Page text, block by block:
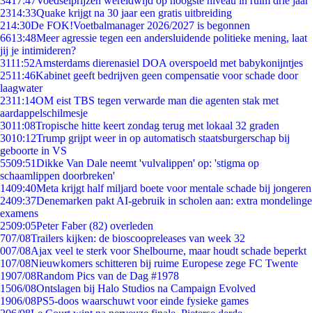
2314:33Quake krijgt na 30 jaar een gratis uitbreiding
214:30De FOK!Voetbalmanager 2026/2027 is begonnen
6613:48Meer agressie tegen een andersluidende politieke mening, laat
jij je intimideren?
3111:52Amsterdams dierenasiel DOA overspoeld met babykonijntjes
2511:46Kabinet geeft bedrijven geen compensatie voor schade door
laagwater
2311:14OM eist TBS tegen verwarde man die agenten stak met
aardappelschilmesje
3011:08Tropische hitte keert zondag terug met lokaal 32 graden
3010:12Trump grijpt weer in op automatisch staatsburgerschap bij
geboorte in VS
5509:51Dikke Van Dale neemt 'vulvalippen' op: 'stigma op
schaamlippen doorbreken'
1409:40Meta krijgt half miljard boete voor mentale schade bij jongeren
2409:37Denemarken pakt AI-gebruik in scholen aan: extra mondelinge
examens
2509:05Peter Faber (82) overleden
707/08Trailers kijken: de bioscoopreleases van week 32
007/08Ajax veel te sterk voor Shelbourne, maar houdt schade beperkt
107/08Nieuwkomers schitteren bij ruime Europese zege FC Twente
1907/08Random Pics van de Dag #1978
1506/08Ontslagen bij Halo Studios na Campaign Evolved
1906/08PS5-doos waarschuwt voor einde fysieke games